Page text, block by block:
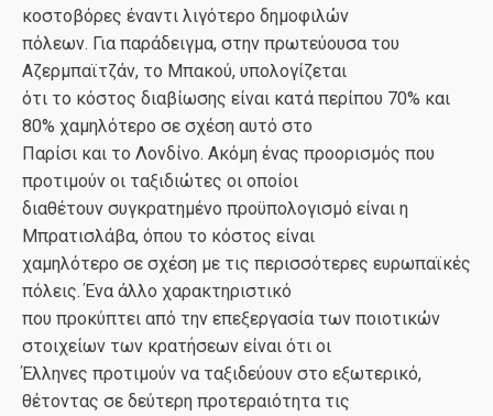
κοστοβόρες έναντι λιγότερο δημοφιλών
πόλεων. Για παράδειγμα, στην πρωτεύουσα του
Αζερμπαϊτζάν, το Μπακού, υπολογίζεται
ότι το κόστος διαβίωσης είναι κατά περίπου 70% και
80% χαμηλότερο σε σχέση αυτό στο
Παρίσι και το Λονδίνο. Ακόμη ένας προορισμός που
προτιμούν οι ταξιδιώτες οι οποίοι
διαθέτουν συγκρατημένο προϋπολογισμό είναι η
Μπρατισλάβα, όπου το κόστος είναι
χαμηλότερο σε σχέση με τις περισσότερες ευρωπαϊκές
πόλεις. Ένα άλλο χαρακτηριστικό
που προκύπτει από την επεξεργασία των ποιοτικών
στοιχείων των κρατήσεων είναι ότι οι
Έλληνες προτιμούν να ταξιδεύουν στο εξωτερικό,
θέτοντας σε δεύτερη προτεραιότητα τις